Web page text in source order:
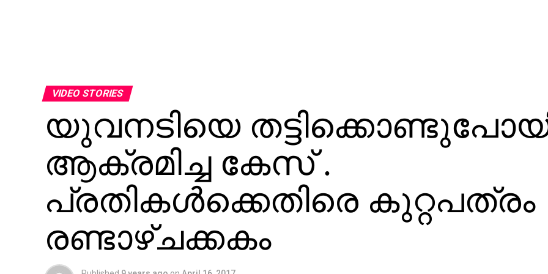
VIDEO STORIES
യുവനടിയെ
ആക്രമിച്ച കേസ് .
പ്രതികള്‍ക്കെതിരെ കുറ്റപത്രം
രണ്ടാഴ്ചക്കകം